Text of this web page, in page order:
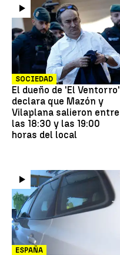
SOCIEDAD
El dueño de 'El Ventorro'
declara que Mazón y
Vilaplana salieron entre
las 18:30 y las 19:00
horas del local
ESPAÑA